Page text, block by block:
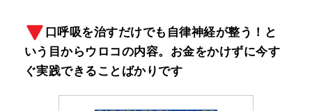
口呼吸を治すだけでも自律神経が整う！と
いう目からウロコの内容。お金をかけずに今す
ぐ実践できることばかりです